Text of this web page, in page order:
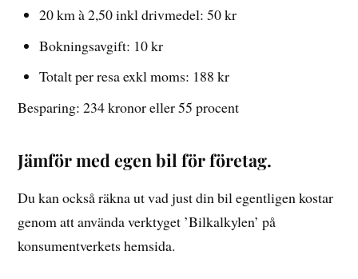
20 km à 2,50 inkl drivmedel: 50 kr
Bokningsavgift: 10 kr
Totalt per resa exkl moms: 188 kr
Besparing: 234 kronor eller 55 procent
Jämför med egen bil för företag.
Du kan också räkna ut vad just din bil egentligen kostar
genom att använda verktyget ’Bilkalkylen’ på
konsumentverkets hemsida.